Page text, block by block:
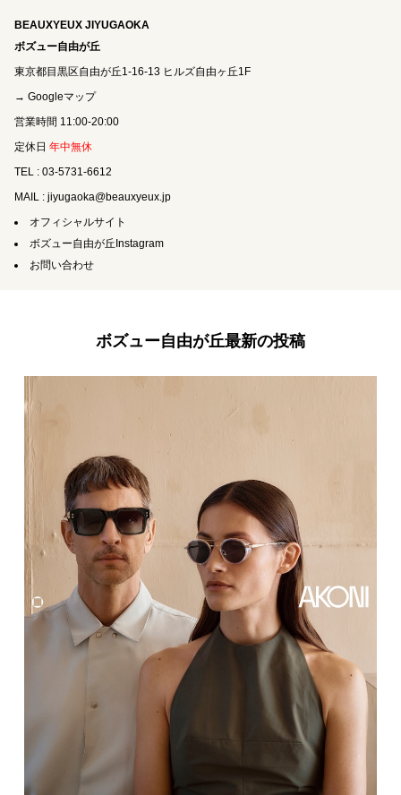
BEAUXYEUX JIYUGAOKA
ボズュー自由が丘
東京都目黒区自由が丘1-16-13 ヒルズ自由ヶ丘1F
→ Googleマップ
営業時間 11:00-20:00
定休日 年中無休
TEL : 03-5731-6612
MAIL : jiyugaoka@beauxyeux.jp
オフィシャルサイト
ボズュー自由が丘Instagram
お問い合わせ
ボズュー自由が丘最新の投稿